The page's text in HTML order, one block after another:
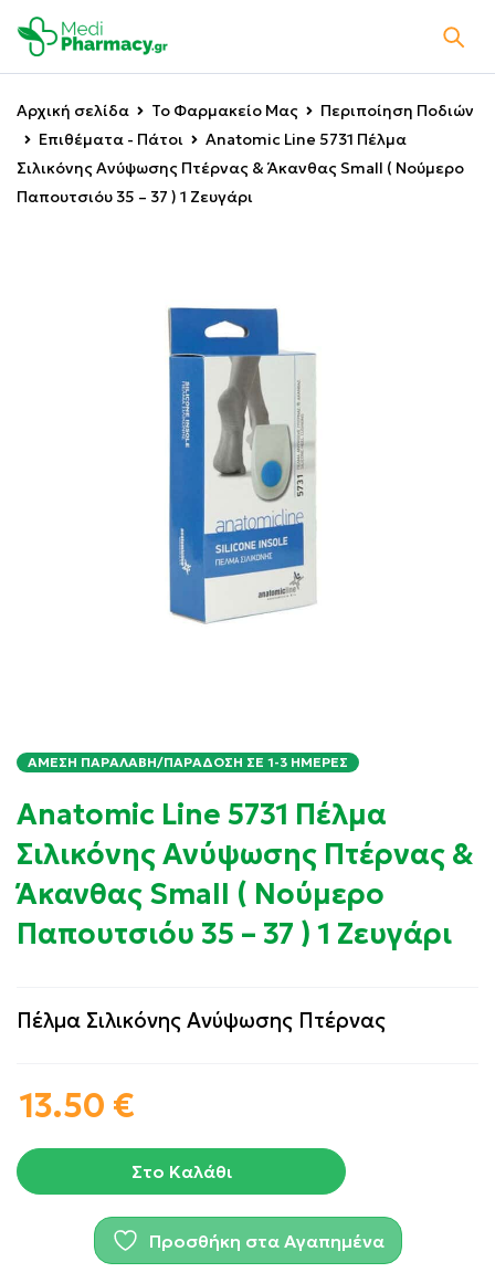
Αρχική σελίδα Το Φαρμακείο Μας
Περιποίηση Ποδιών
Επιθέματα - Πάτοι
Anatomic Line 5731 Πέλμα
Σιλικόνης Ανύψωσης Πτέρνας & Άκανθας Small ( Νούμερο
Παπουτσιόυ 35 – 37 ) 1 Ζευγάρι
ΆΜΕΣΗ ΠΑΡΑΛΑΒΉ/ΠΑΡΆΔΟΣΗ ΣΕ 1-3 ΗΜΈΡΕΣ
Anatomic Line 5731 Πέλμα
Σιλικόνης Ανύψωσης Πτέρνας &
Άκανθας Small ( Νούμερο
Παπουτσιόυ 35 – 37 ) 1 Ζευγάρι
Πέλμα Σιλικόνης Ανύψωσης Πτέρνας
13.50 €
Στο Καλάθι
Προσθήκη στα Αγαπημένα